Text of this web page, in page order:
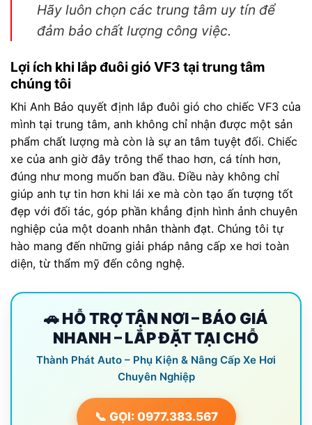
Hãy luôn chọn các trung tâm uy tín để
đảm bảo chất lượng công việc.
Lợi ích khi lắp đuôi gió VF3 tại trung tâm
chúng tôi
Khi Anh Bảo quyết định lắp đuôi gió cho chiếc VF3 của
mình tại trung tâm, anh không chỉ nhận được một sản
phẩm chất lượng mà còn là sự an tâm tuyệt đối. Chiếc
xe của anh giờ đây trông thể thao hơn, cá tính hơn,
đúng như mong muốn ban đầu. Điều này không chỉ
giúp anh tự tin hơn khi lái xe mà còn tạo ấn tượng tốt
đẹp với đối tác, góp phần khẳng định hình ảnh chuyên
nghiệp của một doanh nhân thành đạt. Chúng tôi tự
hào mang đến những giải pháp nâng cấp xe hơi toàn
diện, từ thẩm mỹ đến công nghệ.
🚗 HỖ TRỢ TẬN NƠI – BÁO GIÁ
NHANH – LẮP ĐẶT TẠI CHỖ
Thành Phát Auto – Phụ Kiện & Nâng Cấp Xe Hơi
Chuyên Nghiệp
📞 GỌI: 0977.383.567